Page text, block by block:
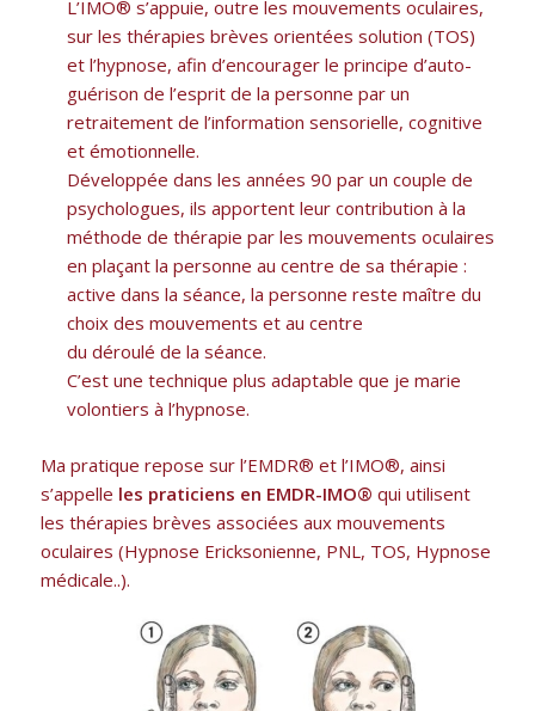
L’IMO® s’appuie, outre les mouvements oculaires,
sur les thérapies brèves orientées solution (TOS)
et l’hypnose, afin d’encourager le principe d’auto-
guérison de l’esprit de la personne par un
retraitement de l’information sensorielle, cognitive
et émotionnelle.
Développée dans les années 90 par un couple de
psychologues, ils apportent leur contribution à la
méthode de thérapie par les mouvements oculaires
en plaçant la personne au centre de sa thérapie :
active dans la séance, la personne reste maître du
choix des mouvements et au centre
du déroulé de la séance.
C’est une technique plus adaptable que je marie
volontiers à l’hypnose.
Ma pratique repose sur l’EMDR® et l’IMO®, ainsi
s’appelle les praticiens en EMDR-IMO® qui utilisent
les thérapies brèves associées aux mouvements
oculaires (Hypnose Ericksonienne, PNL, TOS, Hypnose
médicale..).